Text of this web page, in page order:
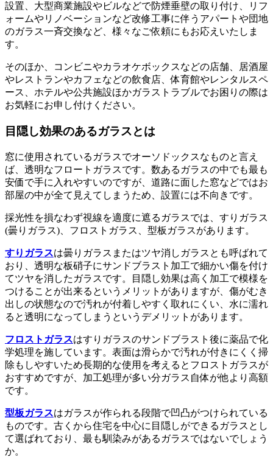
設置、大型商業施設やビルなどで防煙垂壁の取り付け、リフ
ォームやリノベーションなど改修工事に伴うアパートや団地
のガラス一斉交換など、様々なご依頼にもお応えいたしま
す。
そのほか、コンビニやカラオケボックスなどの店舗、居酒屋
やレストランやカフェなどの飲食店、体育館やレンタルスペ
ース、ホテルや公共施設ほかガラストラブルでお困りの際は
お気軽にお申し付けください。
目隠し効果のあるガラスとは
窓に使用されているガラスでオーソドックスなものと言え
ば、透明なフロートガラスです。数あるガラスの中でも最も
安価で手に入れやすいのですが、道路に面した窓などではお
部屋の中が全て見えてしまうため、設置には不向きです。
採光性を損なわず視線を適度に遮るガラスでは、すりガラス
(曇りガラス)、フロストガラス、型板ガラスがあります。
すりガラスは曇りガラスまたはツヤ消しガラスとも呼ばれて
おり、透明な板硝子にサンドブラスト加工で細かい傷を付け
てツヤを消したガラスです。目隠し効果は高く加工で模様を
つけることが出来るというメリットがありますが、傷がむき
出しの状態なので汚れが付着しやすく取れにくい、水に濡れ
ると透明になってしまうというデメリットがあります。
フロストガラスはすりガラスのサンドブラスト後に薬品で化
学処理を施しています。表面は滑らかで汚れが付きにくく掃
除もしやすいため長期的な使用を考えるとフロストガラスが
おすすめですが、加工処理が多い分ガラス自体が他より高額
です。
型板ガラスはガラスが作られる段階で凹凸がつけられている
ものです。古くから住宅を中心に目隠しができるガラスとし
て選ばれており、最も馴染みがあるガラスではないでしょう
か。